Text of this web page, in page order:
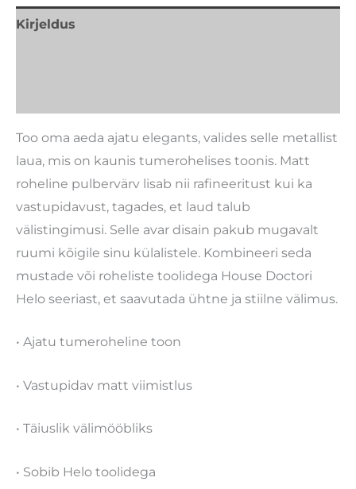
Kirjeldus
Too oma aeda ajatu elegants, valides selle metallist
laua, mis on kaunis tumerohelises toonis. Matt
roheline pulbervärv lisab nii rafineeritust kui ka
vastupidavust, tagades, et laud talub
välistingimusi. Selle avar disain pakub mugavalt
ruumi kõigile sinu külalistele. Kombineeri seda
mustade või roheliste toolidega House Doctori
Helo seeriast, et saavutada ühtne ja stiilne välimus.
• Ajatu tumeroheline toon
• Vastupidav matt viimistlus
• Täiuslik välimööbliks
• Sobib Helo toolidega